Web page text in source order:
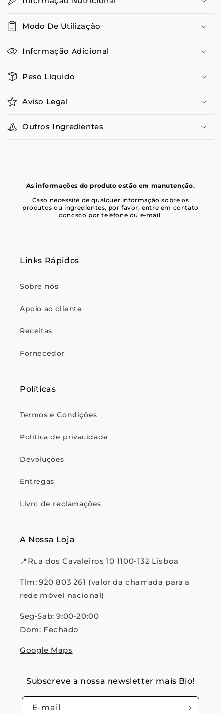
Modo De Utilização
Informação Adicional
Peso Líquido
Aviso Legal
Outros Ingredientes
As informações do produto estão em manutenção.
Caso necessite de qualquer informação sobre os
produtos ou ingredientes, por favor, entre em contato
conosco por telefone ou e-mail.
Links Rápidos
Sobre nós
Apoio ao cliente
Receitas
Fornecedor
Políticas
Termos e Condições
Política de privacidade
Devoluções
Entregas
Livro de reclamações
A Nossa Loja
📍Rua dos Cavaleiros 10 1100-132 Lisboa
Tlm: 920 803 261 (valor da chamada para a
rede móvel nacional)
Seg-Sab: 9:00-20:00
Dom: Fechado
Google Maps
Subscreve a nossa newsletter mais Bio!
E-mail